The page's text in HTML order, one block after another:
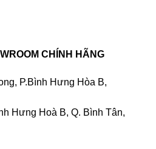
CHÍNH HÃNG
P.Bình Hưng Hòa B,
Hưng Hoà B, Q. Bình Tân,